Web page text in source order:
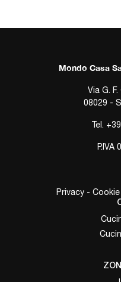
Mondo Casa
Via G.
08029 -
Tel.
P.IVA
Privacy - Cookie